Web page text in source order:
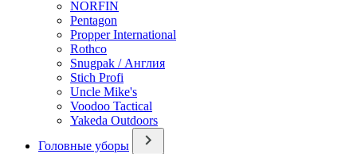
NORFIN
Pentagon
Propper International
Rothco
Snugpak / Англия
Stich Profi
Uncle Mike's
Voodoo Tactical
Yakeda Outdoors
Головные уборы